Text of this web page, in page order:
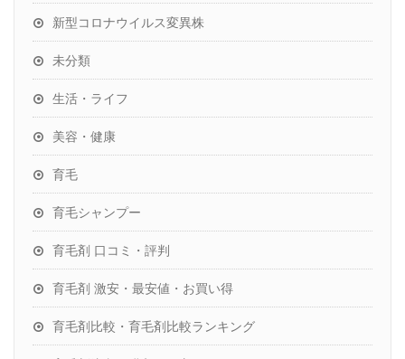
新型コロナウイルス変異株
未分類
生活・ライフ
美容・健康
育毛
育毛シャンプー
育毛剤 口コミ・評判
育毛剤 激安・最安値・お買い得
育毛剤比較・育毛剤比較ランキング